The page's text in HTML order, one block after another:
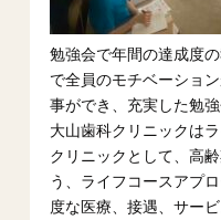
勉強会で年間の達成度
で全員のモチベーショ
事ができ、充実した勉
大山歯科クリニックは
クリニックとして、高
う、ライフコースアプ
度な医療、接遇、サー